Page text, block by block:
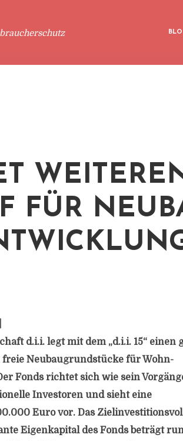
FÜR
d.i.i. legt mit dem „d.i.i. 15“ einen
Neubaugrundstücke für Wohn-
Fonds richtet sich wie sein
Investoren und sieht eine
Euro vor. Das
Eigenkapital des Fonds beträgt